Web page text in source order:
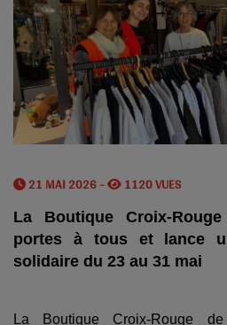
21 MAI 2026 - 1120 VUES
La Boutique Croix-
portes à tous et lance
solidaire du 23 au 31 mai
La Boutique Croix-Rouge